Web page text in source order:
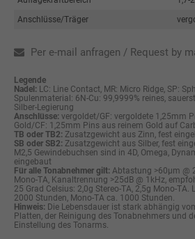
Anschlüsse/Träger
Per e-mail anfragen / Request by
Legende
Nadel: LC: Line Contact, MR: Micro Ridge, SP:
Spulenmaterial: 6N-Cu: 99,9999% reines,
Silber-Legierung
Anschlüsse: vergoldet/GF: vergoldete 1,25mm
Gold/CF: 1,25mm Pins aus reinem Gold auf
TB oder TB2: Zusatzgewicht aus Zinn, fest
SB oder SB2: Zusatzgewicht aus Silber, fest
M2,5 Gewindebuchsen sind in 4D, Omega,
eingebaut
Für alle Tonabnehmer gilt: Abtastung >60µm @
Mono-TA, Kanaltrennung >25dB @ 1kHz,
25 Grad Celsius: 2,0g Stereo-TA, 2,5g Mono-TA.
2000 Stunden, Mono-TA ca. 1000 Stunden.
Hinweis: Die Lebensdauer ist stark abhängig
Platten, der Reinigung des Tonabnehmers und
Einstellung des Tonarms.